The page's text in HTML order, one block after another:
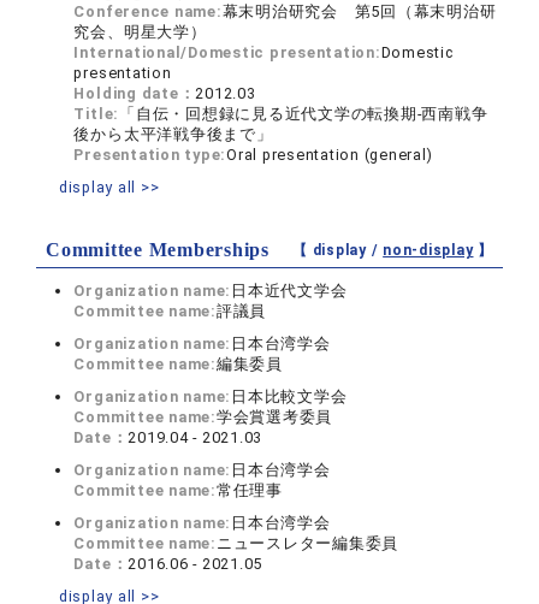
Conference name:幕末明治研究会 第5回（幕末明治研
究会、明星大学）
International/Domestic presentation:Domestic
presentation
Holding date：2012.03
Title: 「自伝・回想録に見る近代文学の転換期‐西南戦争
後から太平洋戦争後まで」
Presentation type:Oral presentation (general)
display all >>
Committee Memberships 【 display / non-display】
Organization name: 日本近代文学会
Committee name:評議員
Organization name: 日本台湾学会
Committee name:編集委員
Organization name: 日本比較文学会
Committee name:学会賞選考委員
Date：2019.04 - 2021.03
Organization name: 日本台湾学会
Committee name:常任理事
Organization name: 日本台湾学会
Committee name: ニュースレター編集委員
Date：2016.06 - 2021.05
display all >>